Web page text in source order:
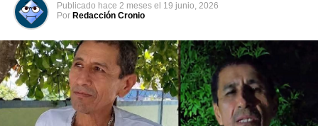
Publicado hace 2 meses el 19 junio, 2026
Por Redacción Cronio